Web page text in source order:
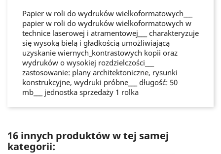
Papier w roli do wydruków wielkoformatowych___
papier w roli do wydruków wielkoformatowych w
technice laserowej i atramentowej___ charakteryzuje
się wysoką bielą i gładkością umożliwiającą
uzyskanie wiernych_kontrastowych kopii oraz
wydruków o wysokiej rozdzielczości___
zastosowanie: plany architektoniczne, rysunki
konstrukcyjne, wydruki próbne___ długość: 50
mb___ jednostka sprzedaży 1 rolka
16 innych produktów w tej samej
kategorii: